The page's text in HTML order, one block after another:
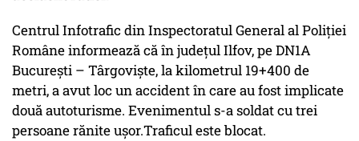
Centrul Infotrafic din Inspectoratul General al Poliţiei
Române informează că în judeţul Ilfov, pe DN1A
Bucureşti – Târgovişte, la kilometrul 19+400 de
metri, a avut loc un accident în care au fost implicate
două autoturisme. Evenimentul s-a soldat cu trei
persoane rănite uşor.Traficul este blocat.